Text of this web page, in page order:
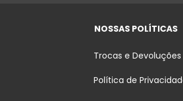
NOSSAS POLÍTICAS
Trocas e Devoluções
Política de